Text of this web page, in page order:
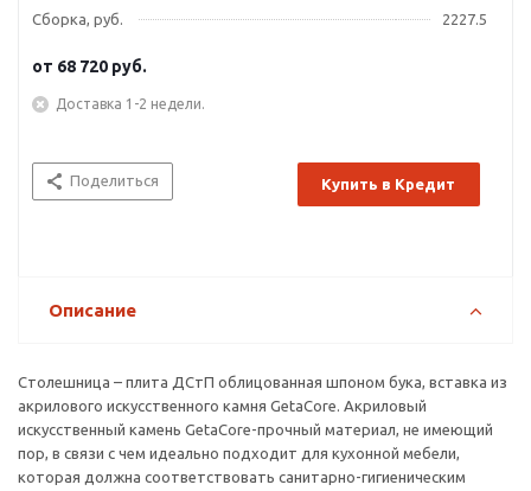
Сборка, руб.
2227.5
от 68 720 руб.
Доставка 1-2 недели.
Поделиться Купить в Кредит
Описание
Столешница – плита ДСтП облицованная шпоном бука, вставка из
акрилового искусственного камня GetaCore. Акриловый
искусственный камень GetaCore-прочный материал, не имеющий
пор, в связи с чем идеально подходит для кухонной мебели,
которая должна соответствовать санитарно-гигиеническим